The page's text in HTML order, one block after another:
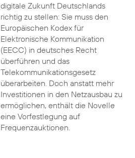
digitale Zukunft Deutschlands
richtig zu stellen: Sie muss den
Europäischen Kodex für
Elektronische Kommunikation
(EECC) in deutsches Recht
überführen und das
Telekommunikationsgesetz
überarbeiten. Doch anstatt mehr
Investitionen in den Netzausbau zu
ermöglichen, enthält die Novelle
eine Vorfestlegung auf
Frequenzauktionen.